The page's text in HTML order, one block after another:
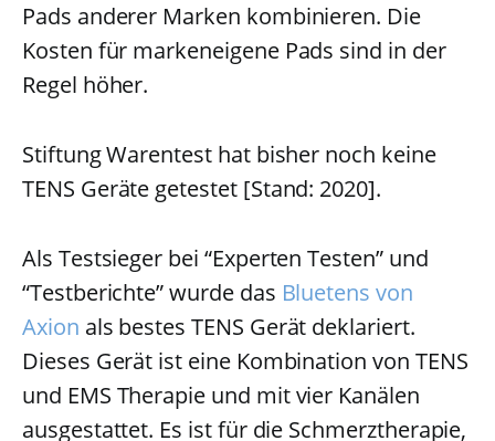
Pads anderer Marken kombinieren. Die
Kosten für markeneigene Pads sind in der
Regel höher.
Stiftung Warentest hat bisher noch keine
TENS Geräte getestet [Stand: 2020].
Als Testsieger bei “Experten Testen” und
“Testberichte” wurde das Bluetens von
Axion als bestes TENS Gerät deklariert.
Dieses Gerät ist eine Kombination von TENS
und EMS Therapie und mit vier Kanälen
ausgestattet. Es ist für die Schmerztherapie,